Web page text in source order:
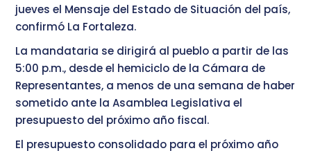
jueves el Mensaje del Estado de Situación del país,
confirmó La Fortaleza.
La mandataria se dirigirá al pueblo a partir de las
5:00 p.m., desde el hemiciclo de la Cámara de
Representantes, a menos de una semana de haber
sometido ante la Asamblea Legislativa el
presupuesto del próximo año fiscal.
El presupuesto consolidado para el próximo año